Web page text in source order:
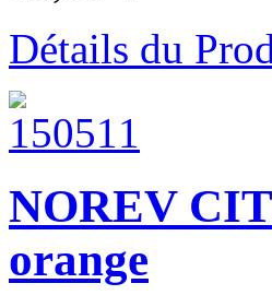
Détails du
NOREV
orange